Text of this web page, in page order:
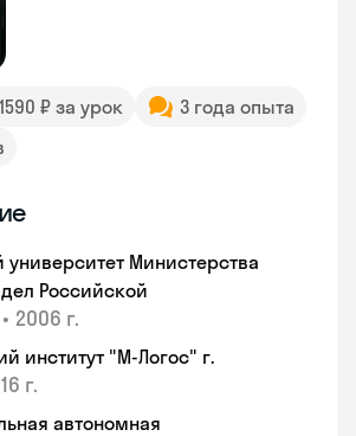
₽ за урок
3 года опыта
Министерства
Российской
• 2006 г.
институт "М-Логос" г.
г.
автономная